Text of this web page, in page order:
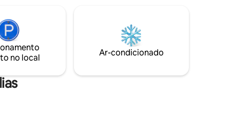
de
o
(podem ser escurecidas) e vista
desobstruída do céu. Localização
habitável, provavelmente única no 7º
distrito de Viena!
no local
Ar-condicionado